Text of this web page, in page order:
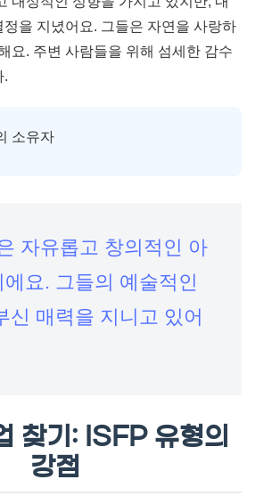
을 지녔어요. 그들은 자연을 사랑하
요. 주변 사람들을 위해 섬세한 감수
.
소유자
자유롭고 창의적인 아
요. 그들의 예술적인
신 매력을 지니고 있어
찾기: ISFP 유형의
강점